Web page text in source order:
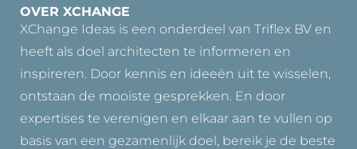
OVER XCHANGE
XChange Ideas is een onderdeel van Triflex BV en
heeft als doel architecten te informeren en
inspireren. Door kennis en ideeën uit te wisselen,
ontstaan de mooiste gesprekken. En door
expertises te verenigen en elkaar aan te vullen op
basis van een gezamenlijk doel, bereik je de beste